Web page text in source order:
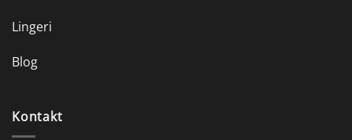
Lingeri
Blog
Kontakt